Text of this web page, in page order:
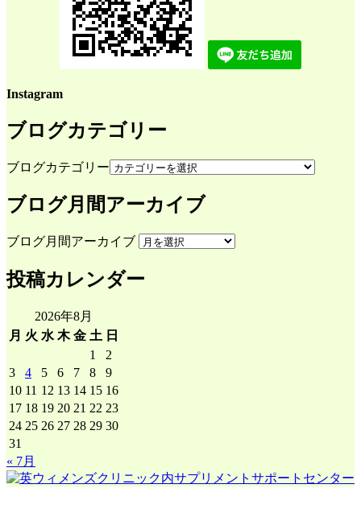
Instagram
ブログカテゴリー
ブログカテゴリー
ブログ月間アーカイブ
ブログ月間アーカイブ
投稿カレンダー
2026年8月
月 火 水 木 金 土 日
1
2
3
4 5 6 7 8
9
10 11 12 13 14 15 16
17 18 19 20 21 22 23
24 25 26 27 28 29 30
31
« 7月